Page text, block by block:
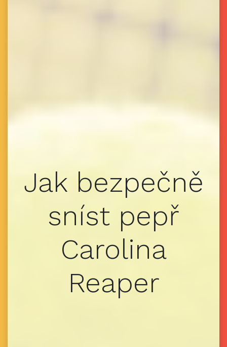
Jak bezpečně
sníst pepř
Carolina
Reaper